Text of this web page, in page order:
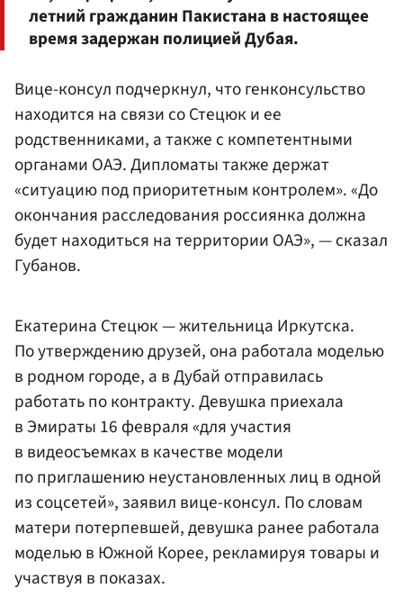
летний гражданин Пакистана в настоящее
время задержан полицией Дубая.
Вице-консул подчеркнул, что генконсульство
находится на связи со Стецюк и ее
родственниками, а также с компетентными
органами ОАЭ. Дипломаты также держат
«ситуацию под приоритетным контролем». «До
окончания расследования россиянка должна
будет находиться на территории ОАЭ», — сказал
Губанов.
Екатерина Стецюк — жительница Иркутска.
По утверждению друзей, она работала моделью
в родном городе, а в Дубай отправилась
работать по контракту. Девушка приехала
в Эмираты 16 февраля «для участия
в видеосъемках в качестве модели
по приглашению неустановленных лиц в одной
из соцсетей», заявил вице-консул. По словам
матери потерпевшей, девушка ранее работала
моделью в Южной Корее, рекламируя товары и
участвуя в показах.